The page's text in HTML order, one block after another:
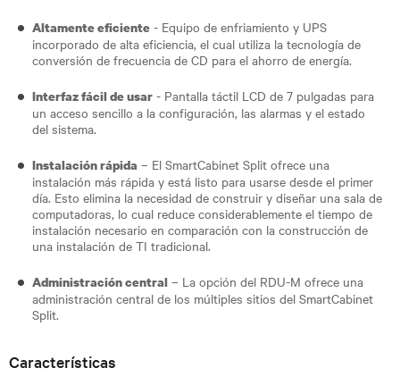
Altamente eficiente - Equipo de enfriamiento y UPS
incorporado de alta eficiencia, el cual utiliza la tecnología de
conversión de frecuencia de CD para el ahorro de energía.
Interfaz fácil de usar - Pantalla táctil LCD de 7 pulgadas para
un acceso sencillo a la configuración, las alarmas y el estado
del sistema.
Instalación rápida – El SmartCabinet Split ofrece una
instalación más rápida y está listo para usarse desde el primer
día. Esto elimina la necesidad de construir y diseñar una sala de
computadoras, lo cual reduce considerablemente el tiempo de
instalación necesario en comparación con la construcción de
una instalación de TI tradicional.
Administración central – La opción del RDU-M ofrece una
administración central de los múltiples sitios del SmartCabinet
Split.
Características